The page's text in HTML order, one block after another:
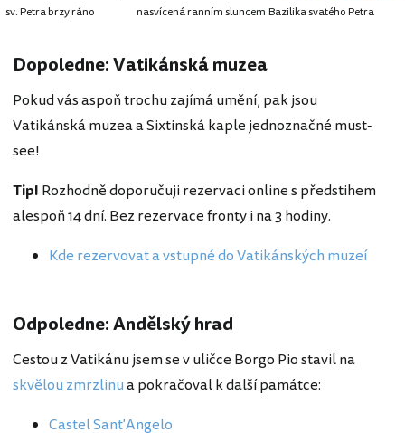
sv. Petra brzy ráno
nasvícená ranním sluncem Bazilika svatého Petra
Dopoledne: Vatikánská muzea
Pokud vás aspoň trochu zajímá umění, pak jsou
Vatikánská muzea a Sixtinská kaple jednoznačné must-
see!
Tip! Rozhodně doporučuji rezervaci online s předstihem
alespoň 14 dní. Bez rezervace fronty i na 3 hodiny.
Kde rezervovat a vstupné do Vatikánských muzeí
Odpoledne: Andělský hrad
Cestou z Vatikánu jsem se v uličce Borgo Pio stavil na
skvělou zmrzlinua pokračoval k další památce:
Castel Sant'Angelo